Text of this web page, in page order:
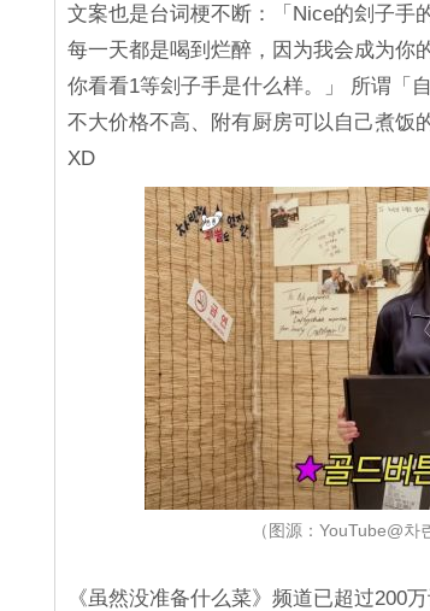
文案也是台词梗不断：「Nice的刽子手
每一天都是喝到烂醉，因为我会成为你
你看看1等刽子手是什么样。」 所谓「
不大价格不高、附有厨房可以自己煮饭
XD
（图源：YouTube@차
《虽然没准备什么菜》频道已超过200